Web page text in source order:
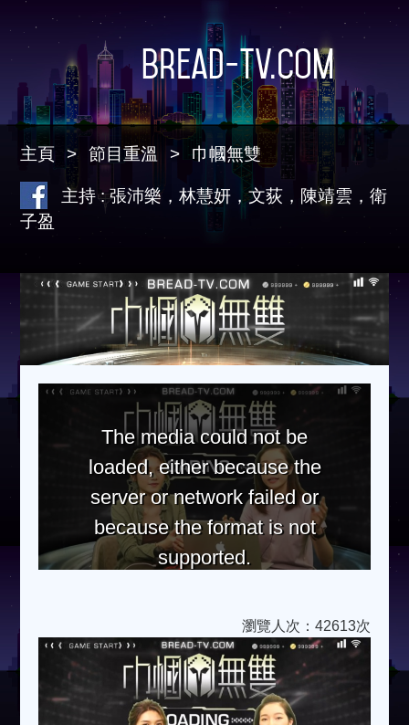
Bread-TV.com
主頁 節目重溫 巾幗無雙
主持 : 張沛樂，林慧妍，文荻，陳靖雲，衛
子盈
The media could not be
loaded, either because the
server or network failed or
because the format is not
supported.
瀏覽人次：42613次